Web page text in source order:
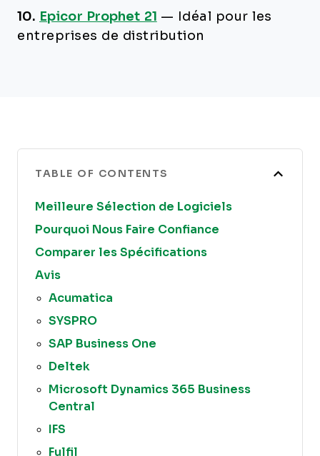
10. Epicor Prophet 21 —
Idéal pour les
entreprises de distribution
TABLE OF CONTENTS
Meilleure Sélection de Logiciels
Pourquoi Nous Faire Confiance
Comparer les Spécifications
Avis
Acumatica
SYSPRO
SAP Business One
Deltek
Microsoft Dynamics 365 Business
Central
IFS
Fulfil